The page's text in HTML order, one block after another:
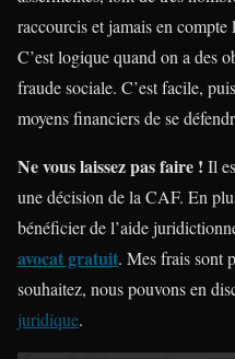
raccourcis et jamais en
C’est logique quand on a des
fraude sociale. C’est facile,
moyens financiers de se
Ne vous laissez pas faire ! Il
une décision de la CAF. En
bénéficier de l’aide
avocat gratuit. Mes frais sont
souhaitez, nous pouvons en
juridique.